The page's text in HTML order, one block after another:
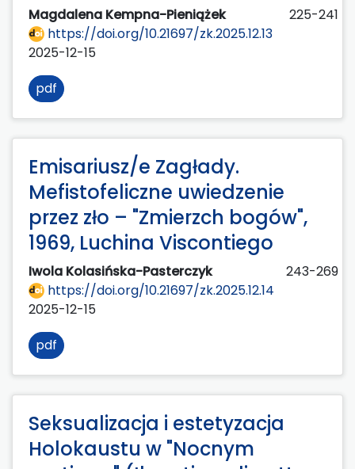
Magdalena Kempna-Pieniążek
225-241
https://doi.org/10.21697/zk.2025.12.13
2025-12-15
pdf
Emisariusz/e Zagłady.
Mefistofeliczne uwiedzenie
przez zło – "Zmierzch bogów",
1969, Luchina Viscontiego
Iwola Kolasińska-Pasterczyk
243-269
https://doi.org/10.21697/zk.2025.12.14
2025-12-15
pdf
Seksualizacja i estetyzacja
Holokaustu w "Nocnym